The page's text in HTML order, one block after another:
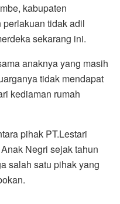
kabupaten
tidak adil
sekarang ini.
anaknya yang masih
tidak mendapat
kediaman rumah
pihak PT.Lestari
Negri sejak tahun
salah satu pihak yang